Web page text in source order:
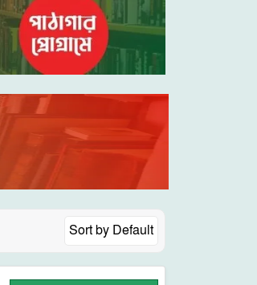
Sort by Default